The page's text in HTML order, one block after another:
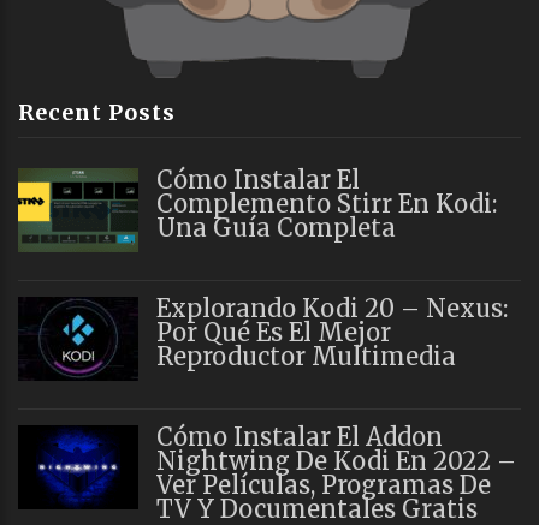
Recent Posts
Cómo Instalar El
Complemento Stirr En Kodi:
Una Guía Completa
Explorando Kodi 20 – Nexus:
Por Qué Es El Mejor
Reproductor Multimedia
Cómo Instalar El Addon
Nightwing De Kodi En 2022 –
Ver Películas, Programas De
TV Y Documentales Gratis